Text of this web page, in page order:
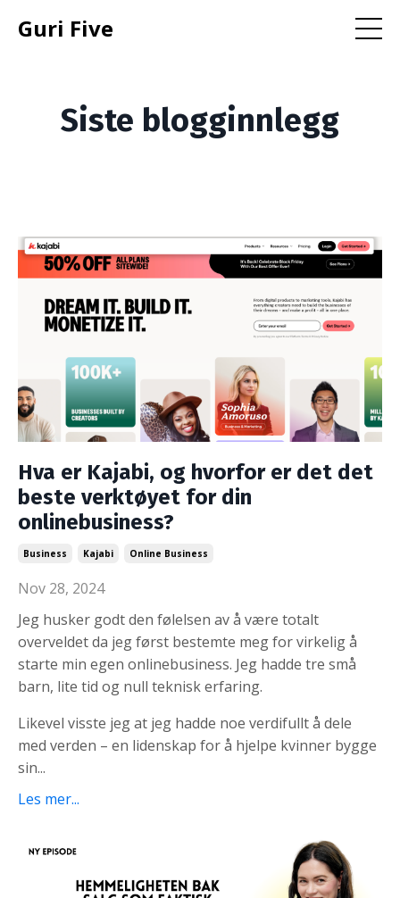
Guri Five
Siste blogginnlegg
Hva er Kajabi, og hvorfor er det det
beste verktøyet for din
onlinebusiness?
Business Kajabi Online Business
Nov 28, 2024
Jeg husker godt den følelsen av å være totalt
overveldet da jeg først bestemte meg for virkelig å
starte min egen onlinebusiness. Jeg hadde tre små
barn, lite tid og null teknisk erfaring.
Likevel visste jeg at jeg hadde noe verdifullt å dele
med verden – en lidenskap for å hjelpe kvinner bygge
sin...
Les mer...